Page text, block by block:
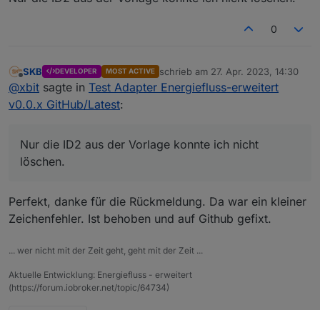
0
Offline
SKB DEVELOPER MOST ACTIVE schrieb am 27. Apr. 2023, 14:30
zuletzt editiert von
@xbit sagte in Test Adapter Energiefluss-erweitert
v0.0.x GitHub/Latest:
Nur die ID2 aus der Vorlage konnte ich nicht
löschen.
Perfekt, danke für die Rückmeldung. Da war ein kleiner
Zeichenfehler. Ist behoben und auf Github gefixt.
... wer nicht mit der Zeit geht, geht mit der Zeit ...
Aktuelle Entwicklung: Energiefluss - erweitert
(https://forum.iobroker.net/topic/64734)